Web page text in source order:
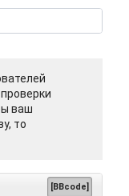
ваш
то
[BBcode]